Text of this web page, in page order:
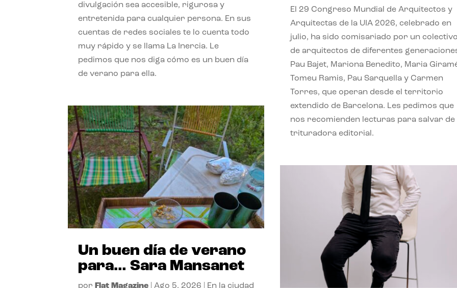
divulgación sea accesible, rigurosa y
entretenida para cualquier persona. En sus
cuentas de redes sociales te lo cuenta todo
muy rápido y se llama La Inercia. Le
pedimos que nos diga cómo es un buen día
de verano para ella.
Un buen día de verano
para… Sara Mansanet
por Flat Magazine |Ago 5, 2026 En la ciudad
El 29 Congreso Mundial de Arquitectos y
Arquitectas de la UIA 2026, celebrado en
julio, ha sido comisariado por un
de arquitectos de diferentes
Pau Bajet, Mariona Benedito, Maria
Tomeu Ramis, Pau Sarquella y Carmen
Torres, que operan desde el territorio
extendido de Barcelona. Les pedimos que
nos recomienden lecturas para salvar de
trituradora editorial.